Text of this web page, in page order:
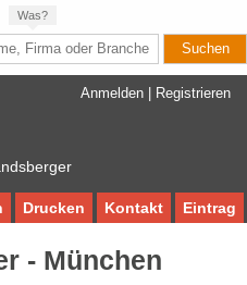
Was?
Anmelden Registrieren
Eintrag
Kontakt
Drucken
- München